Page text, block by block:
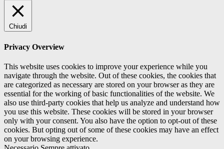
Chiudi
Privacy Overview
This website uses cookies to improve your experience while you
navigate through the website. Out of these cookies, the cookies that
are categorized as necessary are stored on your browser as they are
essential for the working of basic functionalities of the website. We
also use third-party cookies that help us analyze and understand how
you use this website. These cookies will be stored in your browser
only with your consent. You also have the option to opt-out of these
cookies. But opting out of some of these cookies may have an effect
on your browsing experience.